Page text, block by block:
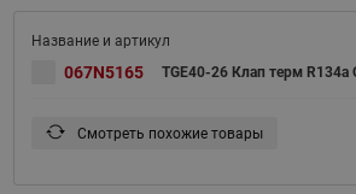
067N5165 TGE40-26 Клап терм R134a
Смотреть похожие товары